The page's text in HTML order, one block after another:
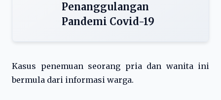
Penanggulangan
Pandemi Covid-19
Kasus penemuan seorang pria dan wanita ini
bermula dari informasi warga.